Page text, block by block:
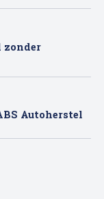
zonder
Autoherstel